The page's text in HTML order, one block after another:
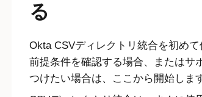
る
OktaCSVディレクトリ統合を初め
前提条件を確認する場合、またはサ
つけたい場合は、ここから開始しま